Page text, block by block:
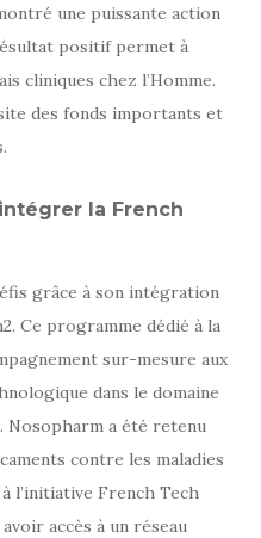
une puissante action
positif permet à
cliniques chez l’Homme.
des fonds importants et
la French
grâce à son intégration
Ce programme dédié à la
sur-mesure aux
dans le domaine
a été retenu
contre les maladies
l’initiative French Tech
accès à un réseau